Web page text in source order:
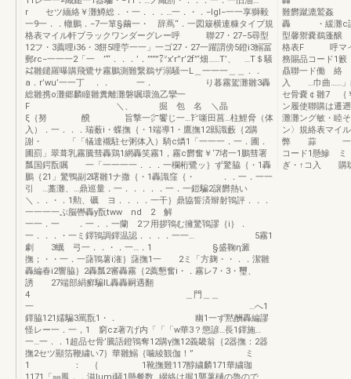
r セツ緬絡￥灘鱒総．・一．．．…一．・．−lgl−一一享獅毅
一9一．．轍鵬．−7一箪§繭一・ 辞蔦“．一図簸横連糠タイプ規
格表マイル軒ブラックワンダーグレー呼 聯27・27−5尋型
12フ・3薦哩i36・3餅5哩苧一一」一ゴ27・27一躍謂傍5鐙i3鰯冨
郵rc−一一一2「一 ’‘“．．．’．’’’’’”㍗x’r”r’2f”‘畑……T’、 …T＄騒
㌶雛鑓羅曝購飛鷺サ霧鵬測難繋鵜ザ溺騒一L＿一一一＿＿．．
a．r’wu’一一丁 ．． 一． り暮霧駕灘雛3轟
総雛携o灘郷麟瞳雛糞離灘磐嘱環漁乙攣一
F ＼、 掘 包 名 ＼晶
ξ｛努 醗 旨撃一㌻饗じ一…㌣噺田菖…柱鯉脅（体
入）．一．．．瑞薮i・蝶撫｛・1端導1・鷹撫12縣識藪｛2購
謝・ 「「犠達襯駐セ粥体入）騎c燐1「一一一．一．圃．
圃罰」翠葺乳霧騰彗轟鶏1網轟笑霧1，霧c欝奮￥‘7堵一1鵬彗署
瓢国鍔翫嘱 一「一一一一．．．一欄桁鷺ッ｝ず驚脇｛・1轟
鵬｛21」驚鴨副2曙雛1ナ撒｛・1轟識窪｛・ ．．一．一一
引 …藁灘、…鼎巡量．一．．．．．一．一鎧騙2譲欝熱い
＼．．・．1勲、礪 ヨ．．．．一干｝鼎協誓済辮射鴇評．．．
一一一一ぷ脳轡轟y翫tww nd 2 解
一一．一 ．一．．一蘭 2フ用拶鴇む擁驚鴇謬｛i｝．
一．．．・一ミ鐸鴇調鐸温認．．．．一一… 5霧1
劇 3蠣 弓一．．・．一…．1 §盛鞠η澱
撫；・・一．一藷鴇薯i潅｝藷撫1一 2ミ「方麹・・．．潔雛
轟編春i2響脇｝2轟瓢2審轟霧｛2薦懇奮i・．霧レ7・3・璽、
誘 27端部絹癬騙IL轟轟嗣遇翻
4 ＿門＿＿
一 …へ1
鐸脇121嬬騙3罵翫1・． 幽1一ず黙酬轟編謬
怪レー一．一，1 窮cz著7げ内「「「w華3？懲諺…長1鐸施…
一…一．．1超品セ骨’騰語鐙鴇奪12購γ撫12義畿翁｛2器撫：2器
撫2セツ顯箔鞭繍い7｝華雛鰯｛噛綾観伽！” ミ
1 ： ｛ 1靴撫難117醇繍麟171華繍珈
難欝蹴漉鷲姦
轟 ・緩灘
型馨禦嚢鵜
格表F 呼マ
務賜品コー
贔聯一ド働 絡
入 …巾曲……」曲
セ骨嚢￠雛7 ｛
ン履使聯購は遷
灘灘ング敏・睦
ン〉規絡表
弊 蒜 一 …
コード1懸鰺
ぎ・↑コ入 購